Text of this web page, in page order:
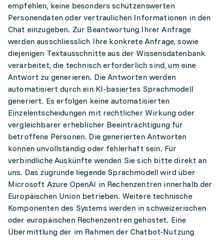
empfehlen, keine besonders schützenswerten
Personendaten oder vertraulichen Informationen in den
Chat einzugeben. Zur Beantwortung Ihrer Anfrage
werden ausschliesslich Ihre konkrete Anfrage, sowie
diejenigen Textausschnitte aus der Wissensdatenbank
verarbeitet, die technisch erforderlich sind, um eine
Antwort zu generieren. Die Antworten werden
automatisiert durch ein KI-basiertes Sprachmodell
generiert. Es erfolgen keine automatisierten
Einzelentscheidungen mit rechtlicher Wirkung oder
vergleichbarer erheblicher Beeinträchtigung für
betroffene Personen. Die generierten Antworten
können unvollständig oder fehlerhaft sein. Für
verbindliche Auskünfte wenden Sie sich bitte direkt an
uns. Das zugrunde liegende Sprachmodell wird über
Microsoft Azure OpenAI in Rechenzentren innerhalb der
Europäischen Union betrieben. Weitere technische
Komponenten des Systems werden in schweizerischen
oder europäischen Rechenzentren gehostet. Eine
Übermittlung der im Rahmen der Chatbot-Nutzung